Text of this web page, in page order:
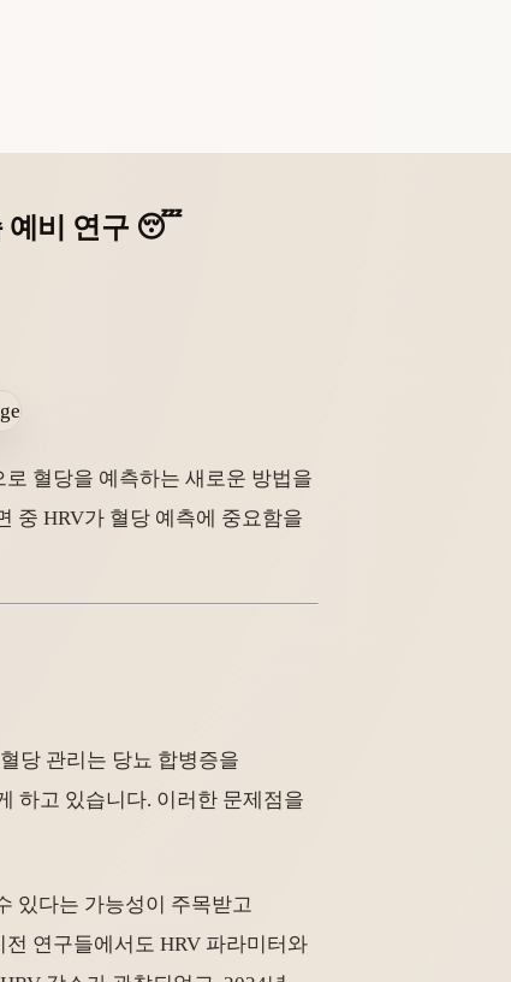
예비 연구 😴
혈당을 예측하는 새로운 방법을
중 HRV가 혈당 예측에 중요함을
당 관리는 당뇨 합병증을
하고 있습니다. 이러한 문제점을
있다는 가능성이 주목받고
연구들에서도 HRV 파라미터와